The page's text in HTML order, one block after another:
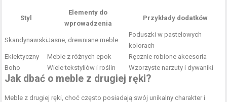
Styl
Elementy do
wprowadzenia
Przykłady dodatków
SkandynawskiJasne, drewniane meble
Poduszki w pastelowych
kolorach
Eklektyczny
Meble z różnych epok
Ręcznie robione akcesoria
Boho
Wiele tekstyliów i roślin Wzorzyste narzuty i dywaniki
Jak dbać o meble z drugiej ręki?
Meble z drugiej ręki, choć często posiadają swój unikalny charakter i